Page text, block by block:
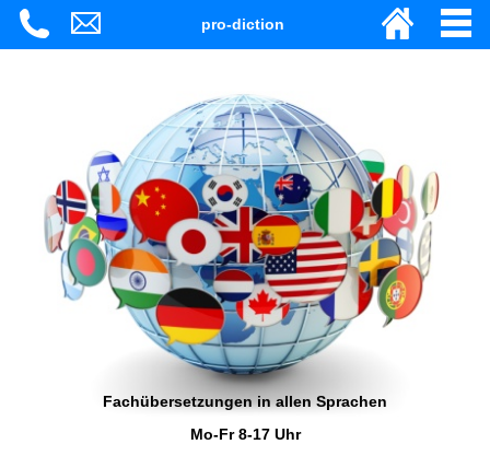
pro-diction
Fachübersetzungen in allen Sprachen
Mo-Fr 8-17 Uhr